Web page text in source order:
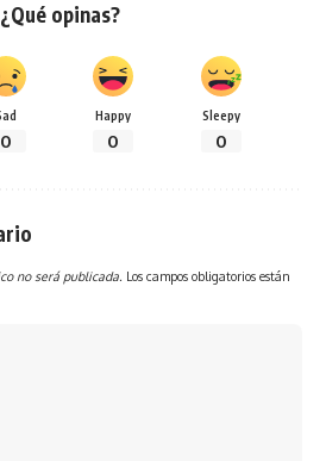
¿Qué opinas?
0
Happy
0
Sleepy
0
no será publicada. Los campos obligatorios están